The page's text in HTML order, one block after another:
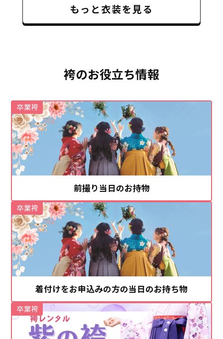
もっと衣装を見る
袴のお役立ち情報
前撮り当日のお持物
卒業袴
着付けをお申込みの方の当日のお持ち物
卒業袴
卒業袴